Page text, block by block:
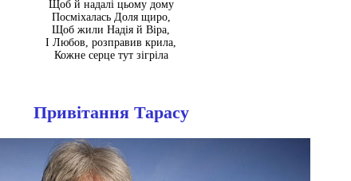
Щоб й надалі цьому дому
Посміхалась Доля щиро,
Щоб жили Надія й Віра,
І Любов, розправив крила,
Кожне серце тут зігріла
Привітання Тарасу